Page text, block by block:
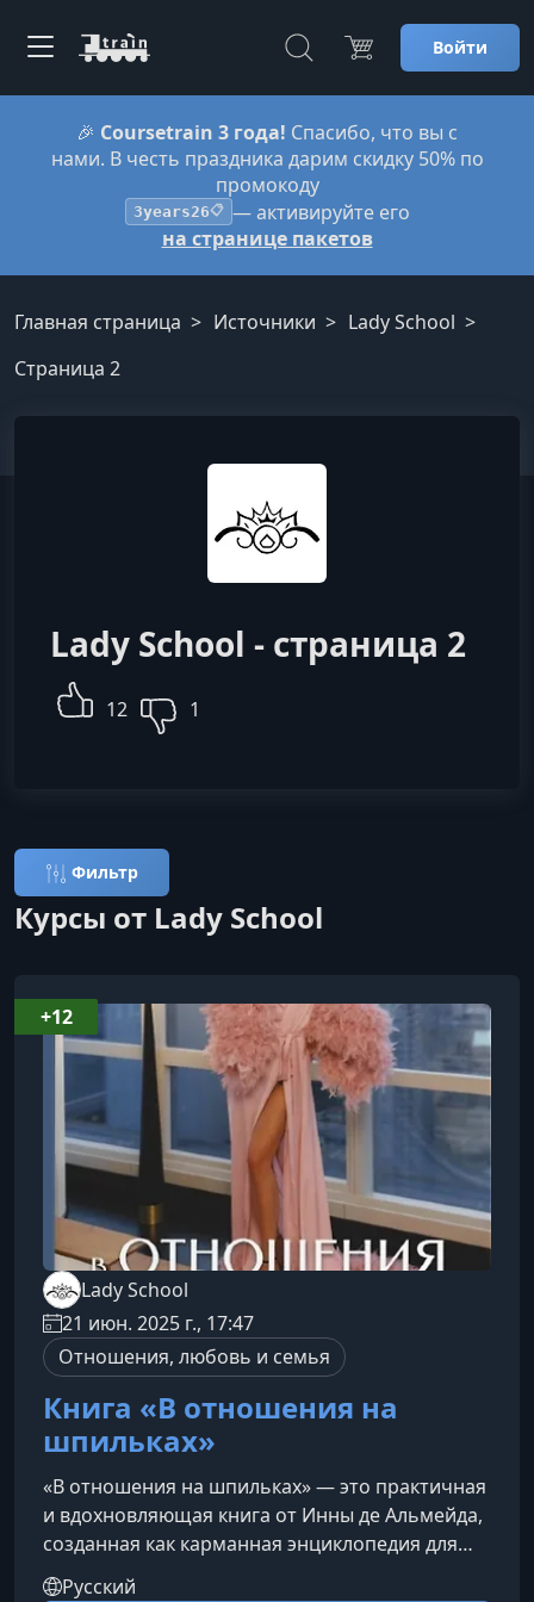
Войти
🎉 Coursetrain 3 года! Спасибо, что вы с
нами. В честь праздника дарим скидку 50% по
промокоду
3years26📋 — активируйте его
на странице пакетов
Главная страница Источники
Lady School
Страница 2
Lady School - страница 2
12 1
Фильтр
Курсы от Lady School
Lady School
21 июн. 2025 г., 17:47
Отношения, любовь и семья
Книга «В отношения на
шпильках»
«В отношения на шпильках» — это практичная
и вдохновляющая книга от Инны де Альмейда,
созданная как карманная энциклопедия для
женщин, которые хотят улучшить свои
Русский
+12